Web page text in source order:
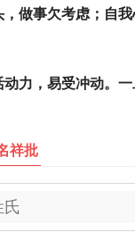
做事欠考虑；自
力，易受冲动。
祥批